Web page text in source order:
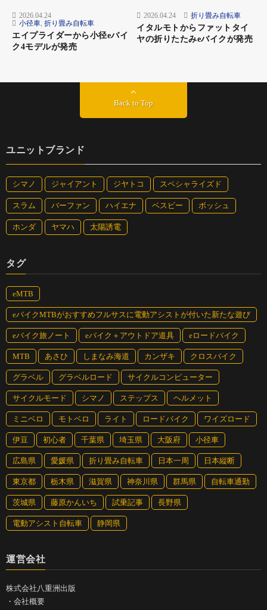
2026.04.24
小径車, 折り畳み自転車
エイプライダーから小径eバイ
ク4モデルが発売
2026.04.24 折り畳み自転車
イタルモトからファットタイ
ヤの折りたたみeバイクが発売
Back to Top
ユニットブランド
シマノ ジャイアント ジヤトコ スペシャライズド
スラム バーファン ハイエナ ベスビー ボッシュ
ホンダ ヤマハ 太陽誘電
タグ
eMTB
eバイクMTBがおすすめフルサスに電動アシストが付いた新たな遊び
eバイク旅ノート eバイク＋アウトドア道具 eロードバイク
MTB あさひ しまなみ海道 カンザキ クロスバイク
グラベル グラベルロード サイクルコンピューター
サイクルモード シマノ ステップス ヘルメット
ミニベロ モトベロ ライト ロードバイク ワイズロード
伊豆 初心者 千葉県 埼玉県 大阪府 小径車
広島県 愛媛県 折り畳み自転車 日本一周 日本縦断
東京都 栃木県 滋賀県 神奈川県 群馬県 自転車通勤
茨城県 藤原かんいち 試乗記事 長野県
電動アシスト自転車 静岡県
運営会社
株式会社八重洲出版
・ 会社概要